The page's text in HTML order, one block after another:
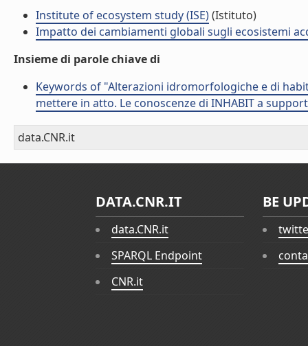
Institute of ecosystem study (ISE)(Istituto)
Impatto dei cambiamenti globali sugli ecosistemi
Insieme di parole chiave di
Keywords of "Alterazioni idromorfologiche e di
mettere in atto. Le conoscenze di INHABIT a
data.CNR.it
DATA.CNR.IT
data.CNR.it
SPARQL Endpoint
CNR.it
BE